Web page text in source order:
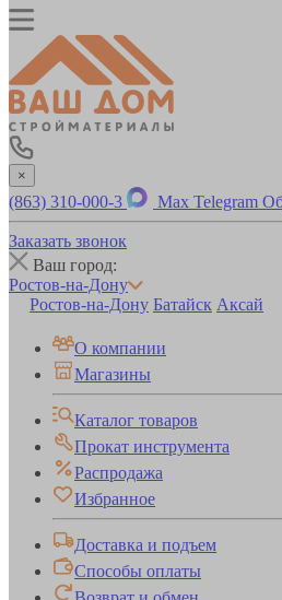
×
(863) 310-000-3 Max Telegram
Заказать звонок
Ваш город:
Ростов-на-Дону
Ростов-на-Дону Батайск Аксай
О компании
Магазины
Каталог товаров
Прокат инструмента
Распродажа
Избранное
Доставка и подъем
Способы оплаты